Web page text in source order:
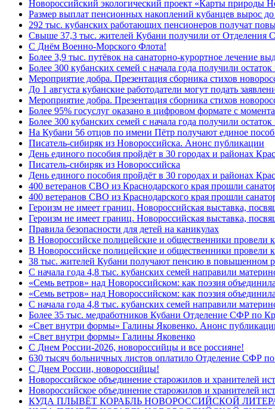
Новороссийский экологический проект «Карты природы
Размер выплат пенсионных накоплений кубанцев вырос
292 тыс. кубанских работающих пенсионеров получат
Свыше 37,3 тыс. жителей Кубани получили от Отделения
C Днём Военно-Морского Флота!
Более 3,9 тыс. путёвок на санаторно-курортное лечение
Более 300 кубанских семей с начала года получили
Мероприятие добра. Презентация сборника стихов
До 1 августа кубанские работодатели могут подать
Мероприятие добра. Презентация сборника стихов
Более 95% госуслуг оказано в цифровом формате с
Более 300 кубанских семей с начала года получили
На Кубани 56 отцов по имени Пётр получают единое
Писатель-сибиряк из Новороссийска. Анонс публикации
День единого пособия пройдёт в 30 городах и районах
Писатель-сибиряк из Новороссийска
День единого пособия пройдёт в 30 городах и районах
400 ветеранов СВО из Краснодарского края прошли
400 ветеранов СВО из Краснодарского края прошли
Героизм не имеет границ. Новороссийская выставка,
Героизм не имеет границ. Новороссийская выставка,
Правила безопасности для детей на каникулах
В Новороссийске полицейские и общественники провели
В Новороссийске полицейские и общественники провели
38 тыс. жителей Кубани получают пенсию в повышенном
С начала года 4,8 тыс. кубанских семей направили
«Семь ветров» над Новороссийском: как поэзия
«Семь ветров» над Новороссийском: как поэзия
С начала года 4,8 тыс. кубанских семей направили
Более 35 тыс. медработников Кубани Отделение СФР по
«Свет внутри формы» Галины Яковенко. Анонс
«Свет внутри формы» Галины Яковенко
C Днем России-2026, новороссийцы и все россияне!
630 тысяч больничных листов оплатило Отделение СФР по
C Днем России, новороссийцы!
Новороссийское объединение старожилов и хранителей
Новороссийское объединение старожилов и хранителей
КУДА ПЛЫВЁТ КОРАБЛЬ НОВОРОССИЙСКОЙ